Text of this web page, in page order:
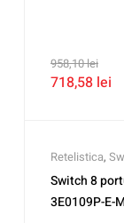
958,10lei
718,58 lei
Retelistica,
Switch 8
3E0109P-E-